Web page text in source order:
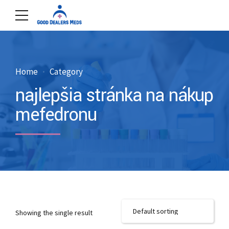
Home Category
najlepšia stránka na nákup
mefedronu
Showing the single result